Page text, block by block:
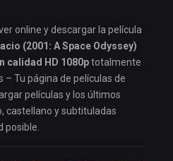
online y descargar la película
(2001: A Space Odyssey)
calidad HD 1080ptotalmente
– Tu página de películas de
películas y los últimos
castellano y subtituladas
posible.